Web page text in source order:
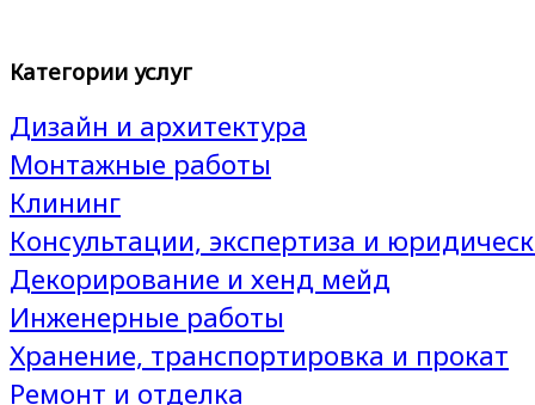
Категории услуг
Дизайн и архитектура
Монтажные работы
Клининг
Консультации, экспертиза и
Декорирование и хенд мейд
Инженерные работы
Хранение, транспортировка и прокат
Ремонт и отделка